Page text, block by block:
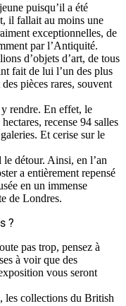
puisqu’il a été
il fallait au moins une
exceptionnelles, de
par l’Antiquité.
d’objets d’art, de tous
fait de lui l’un des plus
pièces rares, souvent
rendre. En effet, le
recense 94 salles
Et cerise sur le
détour. Ainsi, en l’an
a entièrement repensé
en un immense
de Londres.
?
pas trop, pensez à
à voir que des
vous seront
les collections du British